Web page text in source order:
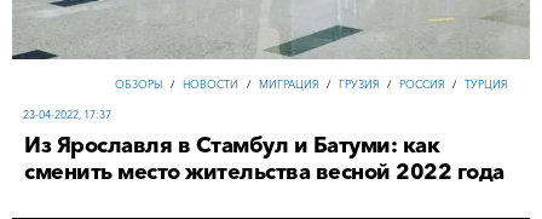
ОБЗОРЫ / НОВОСТИ / МИГРАЦИЯ / ГРУЗИЯ / РОССИЯ / ТУРЦИЯ
23-04-2022, 17:37
Из Ярославля в Стамбул и Батуми: как
сменить место жительства весной 2022 года